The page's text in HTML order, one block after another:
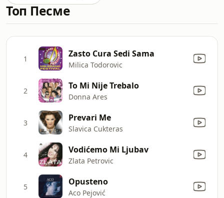
Топ Песме
1 Zasto Cura Sedi Sama
Milica Todorovic
2 To Mi Nije Trebalo
Donna Ares
3 Prevari Me
Slavica Cukteras
4 Vodićemo Mi Ljubav
Zlata Petrovic
5 Opusteno
Aco Pejović